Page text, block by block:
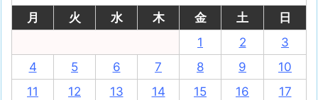
月
火 水 木 金 土
日
1
2
3
4
5 6 7 8 9
10
11
12 13 14 15 16
17